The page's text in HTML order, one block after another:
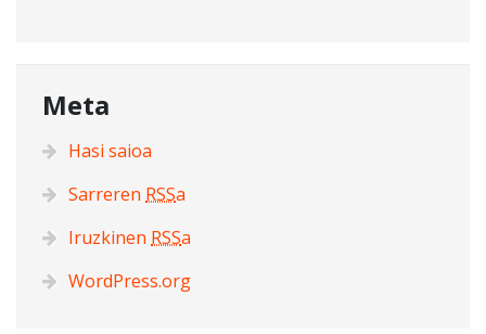
Meta
Hasi saioa
Sarreren RSSa
Iruzkinen RSSa
WordPress.org